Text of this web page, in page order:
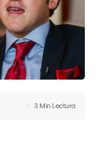
3 Min Lectura